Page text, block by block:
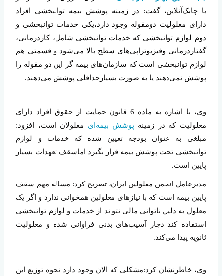
با چابک‌آنلاین، گفت: در زمینه پوشش بیمه توانبخشی افراد
دارای معلولیت دومقوله وجود دارد،یکی خدمات توانبخشی و
دوم لوازم توانبخشی که خدمات توانبخشی شامل، کاردرمانی،
گفتاردرمانی وفیزیوتراپی‌های سطح بالا می‌شود و قسمتی هم
لوازم توانبخشی است که سازمان‌های بیمه گر این دو مقوله را
پوشش نمی‌دهند یا به صورت بسیارحداقلی پوشش می‌دهند.
وی، با اشاره به ماده 6 قانون حمایت از حقوق افراد دارای
معلولیت که در زمینه پوشش بیمه‌ای معلولان است، افزود:
مبلغی به عنوان بودجه تعیین شده که خدمات و لوازم
توانبخشی تحت پوشش بیمه قرار بگیرد اماسقف تعهدات بسیار
پایین است.
مدیرعامل انجمن معلولین ایران، تصریح کرد: مساله مهم سقف
پایین بیمه است که با نیازهای معلولین همخوانی ندارد و اگر یک
معلول به دلیل ناتوانی مالی نتواند از خدمات و لوازم توانبخشی
استفاده کند دچار آسیب‌های بدنی فراوانی شده و معلولیت
ثانویه پیدا می‌کند.
وی، خاطرنشان کرد:مشکلی که الان وجود دارد نحوه توزیع این